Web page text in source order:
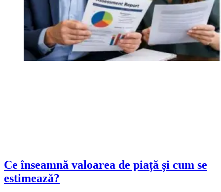
Ce înseamnă valoarea de piață și cum se
estimează?